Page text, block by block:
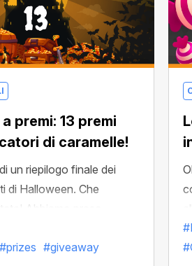
premi: 13 premi
di caramelle!
un riepilogo finale dei
di Halloween. Che
Abbiamo preso
Conte!
#prizes #giveaway